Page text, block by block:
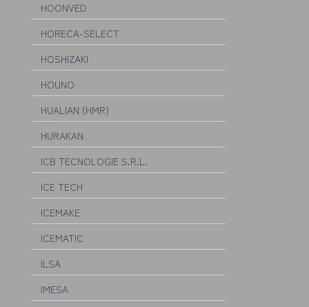
HOONVED
HORECA-SELECT
HOSHIZAKI
HOUNO
HUALIAN (HMR)
HURAKAN
ICB TECNOLOGIE S.R.L.
ICE TECH
ICEMAKE
ICEMATIC
ILSA
IMESA